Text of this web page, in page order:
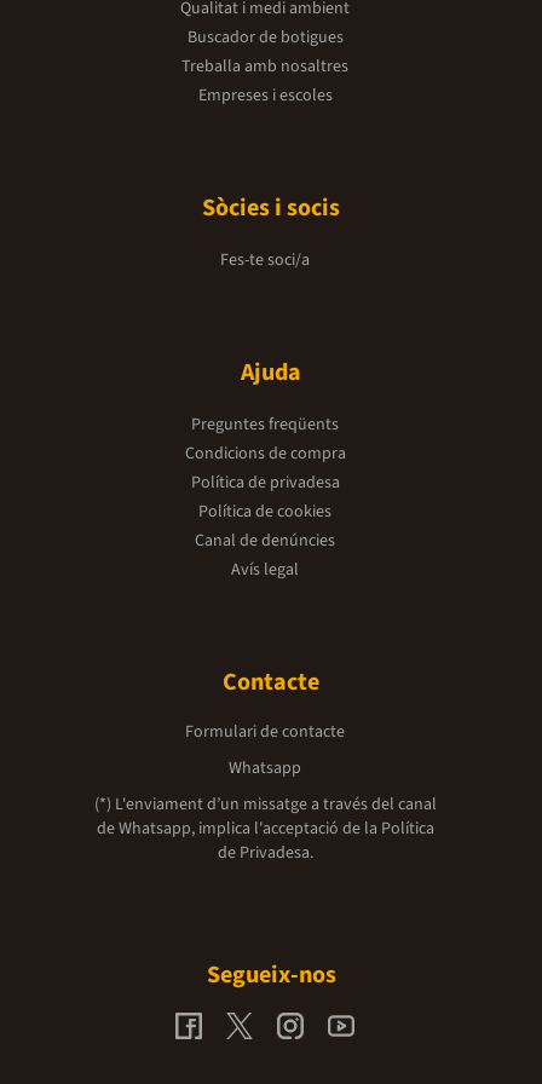
Qualitat i medi ambient
Buscador de botigues
Treballa amb nosaltres
Empreses i escoles
Sòcies i socis
Fes-te soci/a
Ajuda
Preguntes freqüents
Condicions de compra
Política de privadesa
Política de cookies
Canal de denúncies
Avís legal
Contacte
Formulari de contacte
Whatsapp
(*) L'enviament d’un missatge a través del canal
de Whatsapp, implica l'acceptació de la Política
de Privadesa.
Segueix-nos